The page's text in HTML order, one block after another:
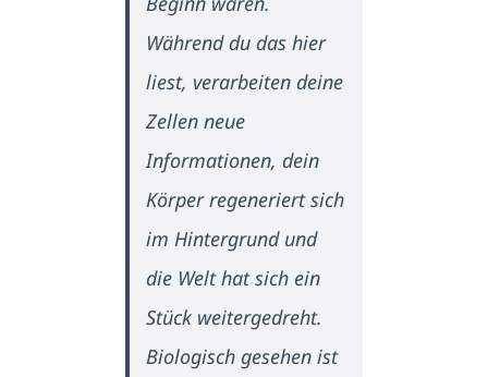
Während du das hier
liest, verarbeiten deine
Zellen neue
Informationen, dein
Körper regeneriert sich
im Hintergrund und
die Welt hat sich ein
Stück weitergedreht.
Biologisch gesehen ist